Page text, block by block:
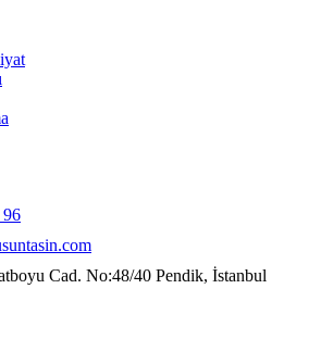
96
Cad. No:48/40 Pendik, İstanbul